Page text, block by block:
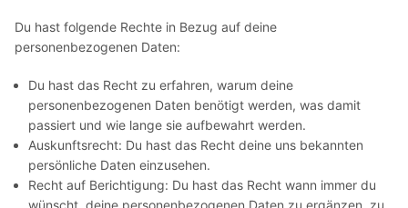
Du hast folgende Rechte in Bezug auf deine
personenbezogenen Daten:
Du hast das Recht zu erfahren, warum deine
personenbezogenen Daten benötigt werden, was damit
passiert und wie lange sie aufbewahrt werden.
Auskunftsrecht: Du hast das Recht deine uns bekannten
persönliche Daten einzusehen.
Recht auf Berichtigung: Du hast das Recht wann immer du
wünscht, deine personenbezogenen Daten zu ergänzen, zu